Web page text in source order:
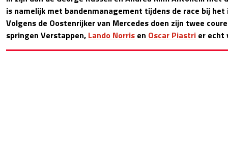
is namelijk met bandenmanagement tijdens de race bij het
Volgens de Oostenrijker van Mercedes doen zijn twee
springen Verstappen, Lando Norris en Oscar Piastri er echt